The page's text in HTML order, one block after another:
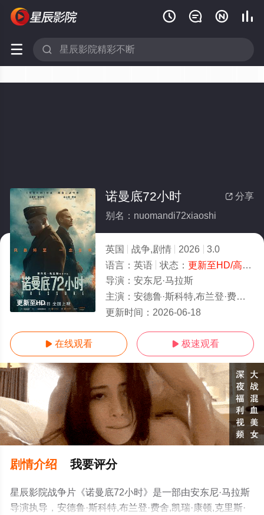
   
 
更新至HD
 分享
诺曼底72小时
别名：nuomandi72xiaoshi
英国 战争,剧情 2026
3.0
语言： 英语 状态： 更新至HD/高清
导演： 安东尼·马拉斯
主演： 安德鲁·斯科特,布兰登·费舍,凯瑞·康顿,克里斯·梅西纳,戴米恩·路易斯,亨利·阿什顿,康·奥尼尔,塔姆馨·托波尔斯基,威
更新时间： 2026-06-18
 在线观看  极速观看
剧情介绍 我要评分
星辰影院战争片《诺曼底72小时》是一部由安东尼·马拉斯
导演执导，安德鲁·斯科特,布兰登·费舍,凯瑞·康顿,克里斯·